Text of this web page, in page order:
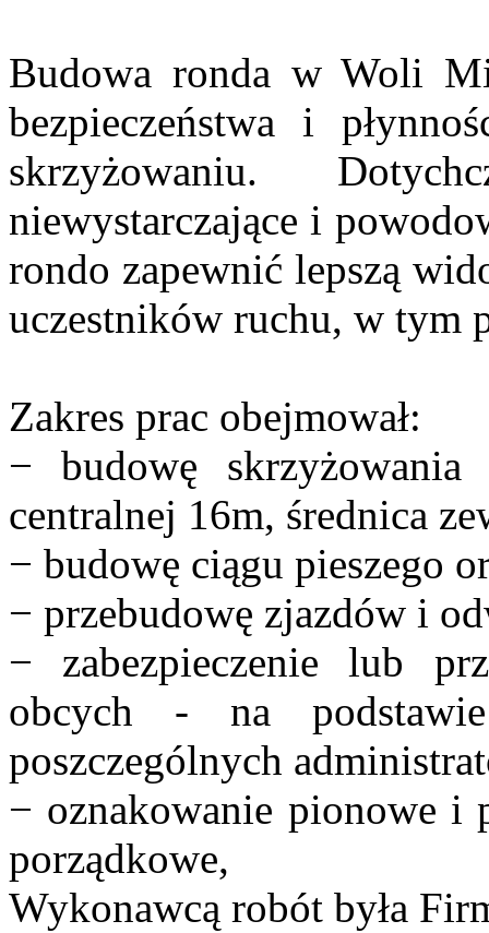
Budowa ronda w Woli
bezpieczeństwa i
skrzyżowaniu.
niewystarczające i
rondo zapewnić lepszą
uczestników ruchu, w tym
Zakres prac obejmował:
− budowę
centralnej 16m, średnica
− budowę ciągu pieszego
− przebudowę zjazdów i
− zabezpieczenie lub
obcych - na
poszczególnych
− oznakowanie pionowe i
porządkowe,
Wykonawcą robót była